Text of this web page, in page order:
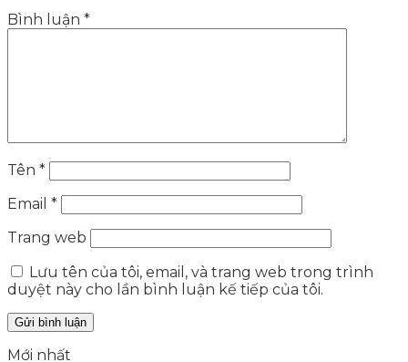
Bình luận *
Tên *
Email *
Trang web
Lưu tên của tôi, email, và trang web trong trình
duyệt này cho lần bình luận kế tiếp của tôi.
Mới nhất